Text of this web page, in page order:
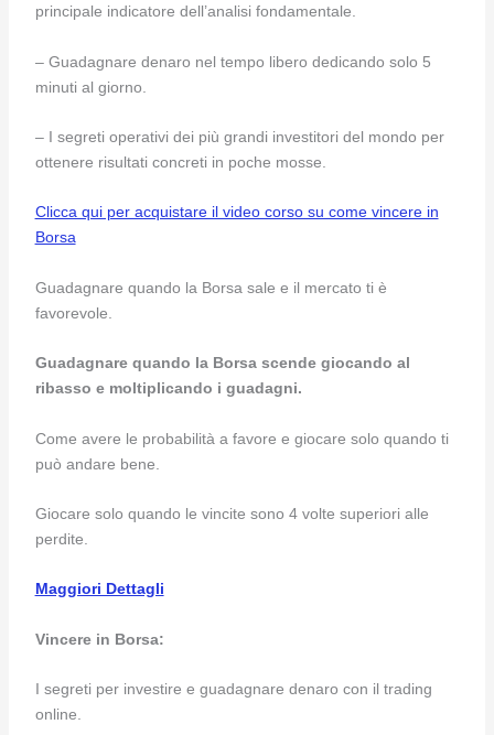
principale indicatore dell’analisi fondamentale.
– Guadagnare denaro nel tempo libero dedicando solo 5
minuti al giorno.
– I segreti operativi dei più grandi investitori del mondo per
ottenere risultati concreti in poche mosse.
Clicca qui per acquistare il video corso su come vincere in
Borsa
Guadagnare quando la Borsa sale e il mercato ti è
favorevole.
Guadagnare quando la Borsa scende giocando al
ribasso e moltiplicando i guadagni.
Come avere le probabilità a favore e giocare solo quando ti
può andare bene.
Giocare solo quando le vincite sono 4 volte superiori alle
perdite.
Maggiori Dettagli
Vincere in Borsa:
I segreti per investire e guadagnare denaro con il trading
online.